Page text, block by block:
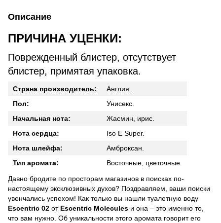
Описание
ПРИЧИНА УЦЕНКИ:
Поврежденный блистер, отсутствует
блистер, примятая упаковка.
Страна производитель:
Англия.
Пол:
Унисекс.
Начальная нота:
Жасмин, ирис.
Нота сердца:
Iso E Super.
Нота шлейфа:
Амброксан.
Тип аромата:
Восточные, цветочные.
Давно бродите по просторам магазинов в поисках по-
настоящему эксклюзивных духов? Поздравляем, ваши поиски
увенчались успехом! Как только вы нашли туалетную воду
Escentric 02 от Escentric Molecules и она – это именно то,
что вам нужно. Об уникальности этого аромата говорит его